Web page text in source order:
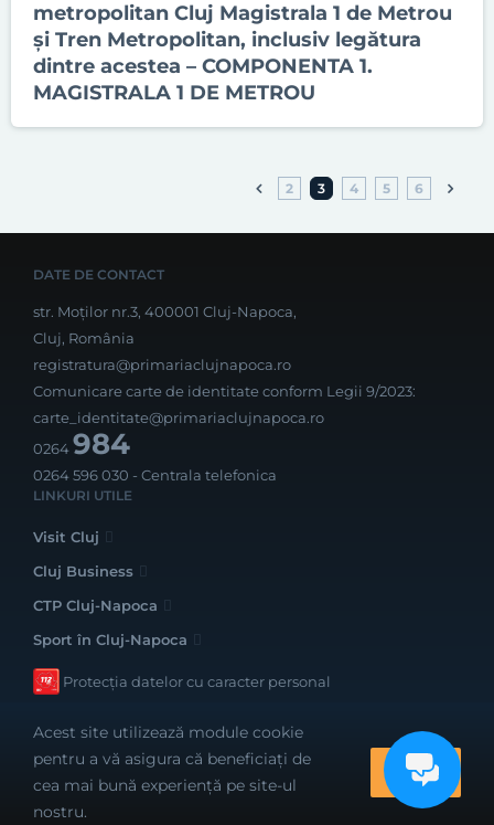
metropolitan Cluj Magistrala 1 de Metrou
și Tren Metropolitan, inclusiv legătura
dintre acestea – COMPONENTA 1.
MAGISTRALA 1 DE METROU
2 3 4 5 6
DATE DE CONTACT
str. Moților nr.3, 400001 Cluj-Napoca,
Cluj, România
registratura@primariaclujnapoca.ro
Comunicare carte de identitate conform Legii 9/2023:
carte_identitate@primariaclujnapoca.ro
0264984
0264 596 030 - Centrala telefonica
LINKURI UTILE
Visit Cluj
Cluj Business
CTP Cluj-Napoca
Sport în Cluj-Napoca
Protecția datelor cu caracter personal
Realizat cu bune intenții de către
Acest site utilizează module cookie
pentru a vă asigura că beneficiați de
cea mai bună experiență pe site-ul
nostru.
OK